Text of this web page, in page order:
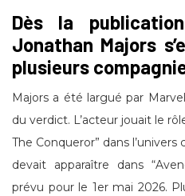
Dès la
Jonathan Majors
plusieurs
Majors a été largué par
du verdict. L’acteur jouait le
The Conqueror” dans
devait apparaître dans
prévu pour le 1er mai 2026.